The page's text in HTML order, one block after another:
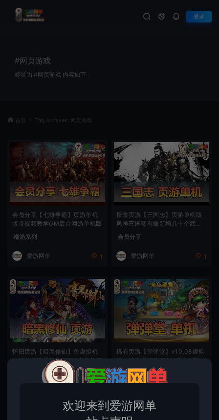
登录
#网页游戏
标签为 #网页游戏 内容如下：
首页 Tag Archives: 网页游戏
会员分享【七雄争霸】页游单机
版带视频教学GM后台网游单机版
端游系列
爱游网单 1
搜集页游【三国志】页游单机版
凤神三国稀有端新增几十个武将
新装备套新兵种VIP30礼包可以
刷元宝
会员分享
爱游网单 1
怀旧页游【暗黑修仙】免虚拟机
一键单机端视频教程GM充值教程
稀有页游【弹弹堂】v10.08虚拟
机一键端视频教程GM后台Q版网
页游戏
页游系列
欢迎来到爱游网单